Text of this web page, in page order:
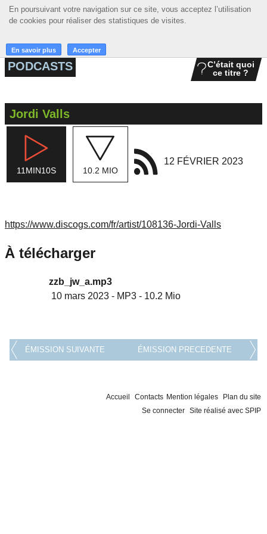
En poursuivant votre navigation sur ce site, vous acceptez l’utilisation
de cookies pour réaliser des statistiques de visites.
En savoir plus Accepter
En poursuivant votre navigation sur ce site, vous acceptez l’utilisation
de cookies pour réaliser des statistiques de visites.
En savoir plus Accepter
☰ MENU
ACCUEIL
MUSIQUE
ACTIONS
PODCASTS
C’était quoi
ce titre ?
Jordi Valls
11MIN10S 10.2 MIO
12 FÉVRIER 2023
https://www.discogs.com/fr/artist/108136-Jordi-Valls
À télécharger
zzb_jw_a.mp3
10 mars 2023 - MP3 - 10.2 Mio
ÉMISSION SUIVANTE ÉMISSION PRECEDENTE
Accueil Contacts Mention légales
Plan du site
Se connecter Site réalisé avec SPIP